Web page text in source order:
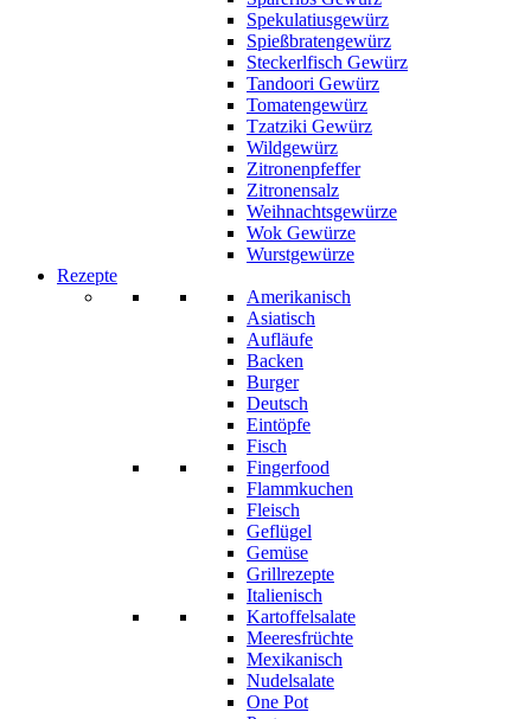
Spekulatiusgewürz
Spießbratengewürz
Steckerlfisch Gewürz
Tandoori Gewürz
Tomatengewürz
Tzatziki Gewürz
Wildgewürz
Zitronenpfeffer
Zitronensalz
Weihnachtsgewürze
Wok Gewürze
Wurstgewürze
Rezepte
Amerikanisch
Asiatisch
Aufläufe
Backen
Burger
Deutsch
Eintöpfe
Fisch
Fingerfood
Flammkuchen
Fleisch
Geflügel
Gemüse
Grillrezepte
Italienisch
Kartoffelsalate
Meeresfrüchte
Mexikanisch
Nudelsalate
One Pot